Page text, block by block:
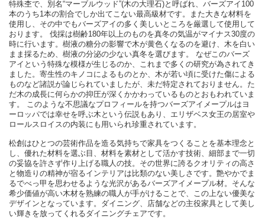
特殊杢で、別名“マーブルウッド”(木の大理石)と呼ばれ、バーズアイ100
本のうち1本の割合でしか出てこない最高級材です。また大きな材料を
使用し、その中でもバーズアイの多く美しいところを厳選して使用して
おります。 伐採は樹齢180年以上のものを真冬の気温がマイナス30度の
時に行います。樹液の糖分の影響で木が黄色くなるのを避け、木を白い
まま採るため、樹液の分泌の少ない真冬を選びます。 なぜこのバーズ
アイという特殊な模様が生じるのか、これまで多くの研究が為されてき
ました。寄生性のキノコによるものとか、木が若い頃に受けた傷による
ものなど諸説が論じられていましたが、未だ特定されておりません。た
だ木の成長に何らかの抑圧が深くかかわっているものとおもわれていま
す。 このような不思議なプロフィールを持つバーズアイメープルはヨ
ーロッパでは幸せを呼ぶ木という伝説もあり、エリザベス女王の居室や
ロールスロイスの内装にも用いられ珍重されています。
松創はひとつの芸術作品を造る気持ちで家具をつくることを基本理念と
し、優れた材料を選ぶ目、材料を素材として活かす技術、細部まで一切
の妥協を許さず作り上げる職人の技。その世界に誇るクオリティの高さ
と物造りの精神が宿るインテリアは比類のない美しさです。艶やかでま
るでべっ甲を思わせるような光沢があるバーズアイメープル材。そんな
希少価値が高い木材を熟練の職人が手がけることで、この上ない優美な
デザインとなっています。ダイニング、店舗などの主役家具として美し
い輝きを放ってくれるダイニングチェアです。